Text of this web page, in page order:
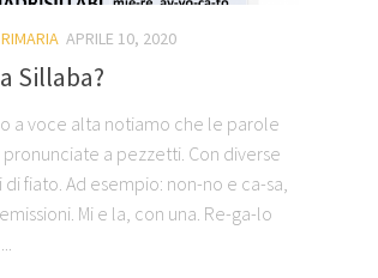
APRILE 10, 2020
Sillaba?
a voce alta notiamo che le parole
a pezzetti. Con diverse
di fiato. Ad esempio: non-no e ca-sa,
Mi e la, con una. Re-ga-lo